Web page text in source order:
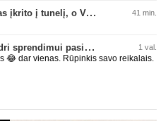
tu būtųm patylėjelęs. P.S. Taip žinau
ne kartą jau tai pavyko. O tu kaip
wow, žiauriai man gėda už tave.
tik drgradavimas pačio, užtenka ir taip
už tave. Toks iš retesnių bukumo
Brazilijoje įvartį šventęs žaidėjas įkrito į tunelį, o VAR įvartį atšaukė 41 min.
Paaiškėjo, kas turėjo įtakos Rodri sprendimui pasirinkti Barselonos pusę 1 val.
😂 dar vienas. Rūpinkis savo reikalais.